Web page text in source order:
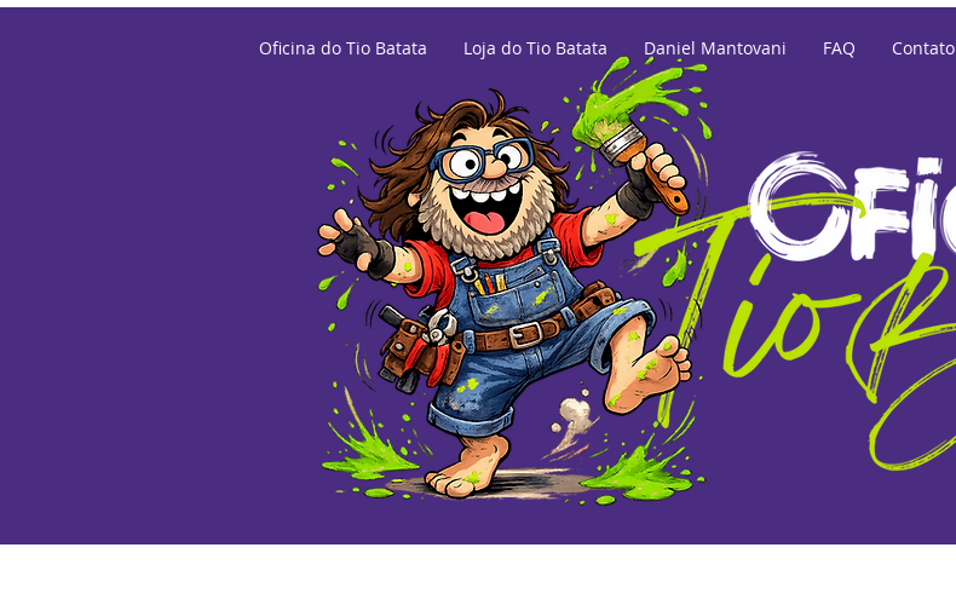
Oficina do Tio Batata Loja do Tio Batata Daniel Mantovani FAQ Contato